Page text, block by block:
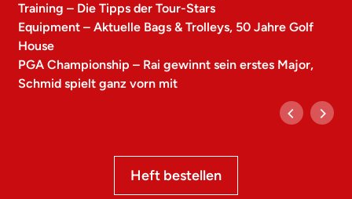
Training – Die Tipps der Tour-Stars
Equipment – Aktuelle Bags & Trolleys, 50 Jahre Golf
House
PGA Championship – Rai gewinnt sein erstes Major,
Schmid spielt ganz vorn mit
Heft bestellen